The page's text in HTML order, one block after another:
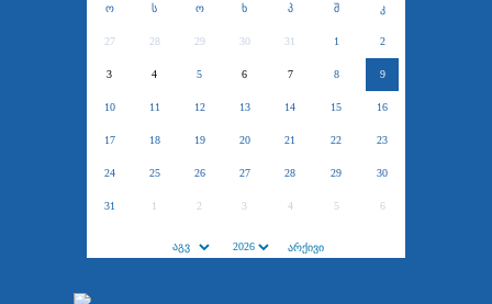
ო ს ო ხ პ შ კ
27 28 29 30 31 1 2
3 4 5 6 7 8 9
10 11 12 13 14 15 16
17 18 19 20 21 22 23
24 25 26 27 28 29 30
31 1 2 3 4 5 6